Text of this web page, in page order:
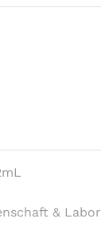
& Labor